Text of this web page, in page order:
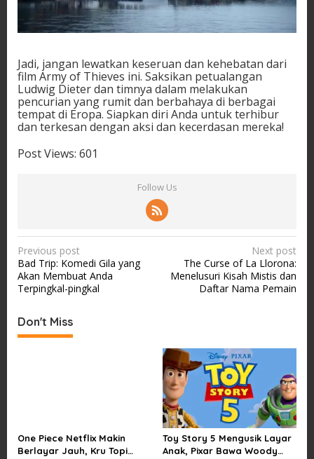
Jadi, jangan lewatkan keseruan dan kehebatan dari
film Army of Thieves ini. Saksikan petualangan
Ludwig Dieter dan timnya dalam melakukan
pencurian yang rumit dan berbahaya di berbagai
tempat di Eropa. Siapkan diri Anda untuk terhibur
dan terkesan dengan aksi dan kecerdasan mereka!
Post Views: 601
Follow Us
P
o
s
n
t
Previous post
Bad Trip: Komedi Gila yang
Akan Membuat Anda
Terpingkal-pingkal
Next post
The Curse of La Llorona:
Menelusuri Kisah Mistis dan
Daftar Nama Pemain
Don't Miss
One Piece Netflix Makin
Berlayar Jauh, Kru Topi
Toy Story 5 Mengusik Layar
Anak, Pixar Bawa Woody